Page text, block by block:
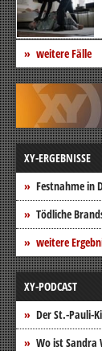
weitere Fälle
XY-ERGEBNISSE
Festnahme in
Tödliche
weitere
XY-PODCAST
Der St.-Pauli-
Wo ist Sandra